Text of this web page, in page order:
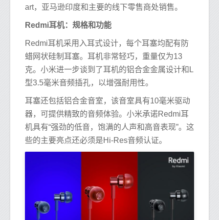
art，亚马逊印度和主要的线下零售商处销售。
Redmi耳机：规格和功能
Redmi耳机采用入耳式设计，每个耳塞均配有防
蜡网状硅制耳塞。耳机非常轻巧，重量仅为13
克。小米进一步谈到了耳机的铝合金金属设计和L
型3.5毫米音频插孔，以增强耐用性。
耳塞还包括铝合金音室，该音室具有10毫米驱动
器，可提供精致的音频体验。小米承诺Redmi耳
机具有“强劲的低音，饱满的人声和高音表现”。这
些的主要亮点还必须是Hi-Res音频认证。